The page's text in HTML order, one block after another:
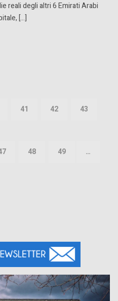
reali degli altri 6 Emirati Arabi
[…]
41 42 43
48 49 …